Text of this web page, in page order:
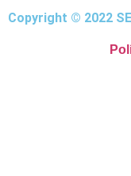
Copyright © 2022